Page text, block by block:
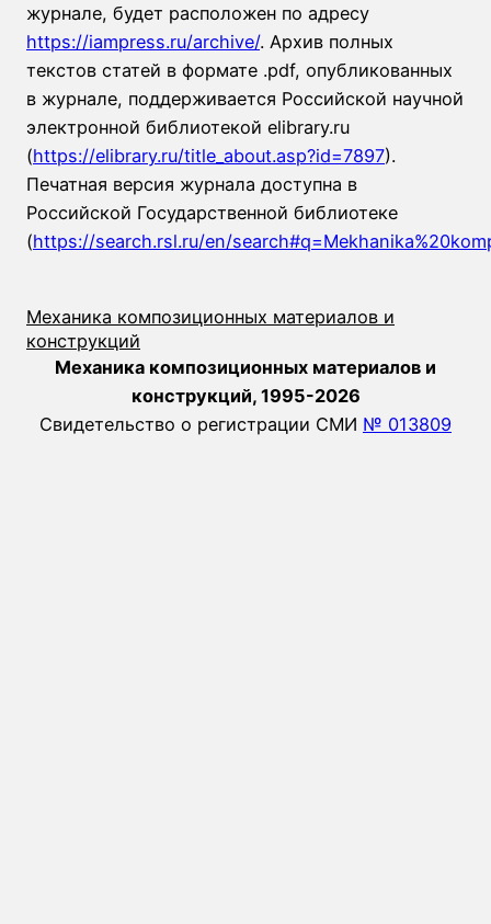
журнале, будет расположен по адресу
https://iampress.ru/archive/. Архив полных
текстов статей в формате .pdf, опубликованных
в журнале, поддерживается Российской научной
электронной библиотекой elibrary.ru
(https://elibrary.ru/title_about.asp?id=7897).
Печатная версия журнала доступна в
Российской Государственной библиотеке
(https://search.rsl.ru/en/
Механика композиционных материалов и
конструкций
Механика композиционных материалов и
конструкций, 1995-2026
Свидетельство о регистрации СМИ № 013809